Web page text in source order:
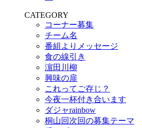
CATEGORY
コーナー募集
チーム名
番組よりメッセージ
食の線引き
濵田川柳
興味の扉
これってご存じ？
今夜一杯付き合います
ダジャrainbow
桐山回次回の募集テーマ